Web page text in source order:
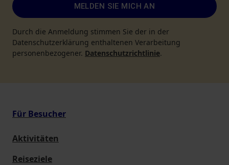
MELDEN SIE MICH AN
Durch die Anmeldung stimmen Sie der in der
Datenschutzerklärung enthaltenen Verarbeitung
personenbezogener. Datenschutzrichtlinie.
Für Besucher
Aktivitäten
Reiseziele